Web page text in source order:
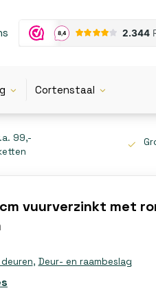
Cortenstaal
99,-
vuurverzinkt met
, Deur- en raambeslag